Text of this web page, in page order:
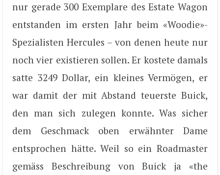
nur gerade 300 Exemplare des Estate Wagon
entstanden im ersten Jahr beim «Woodie»-
Spezialisten Hercules – von denen heute nur
noch vier existieren sollen. Er kostete damals
satte 3249 Dollar, ein kleines Vermögen, er
war damit der mit Abstand teuerste Buick,
den man sich zulegen konnte. Was sicher
dem Geschmack oben erwähnter Dame
entsprochen hätte. Weil so ein Roadmaster
gemäss Beschreibung von Buick ja «the